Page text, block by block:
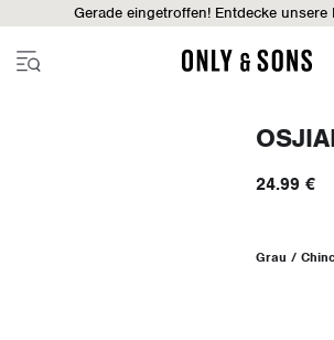
Gerade eingetroffen! Entdecke unsere
24.99 €
Grau /